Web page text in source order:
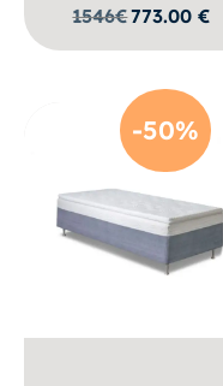
1546€773.00€
-50%